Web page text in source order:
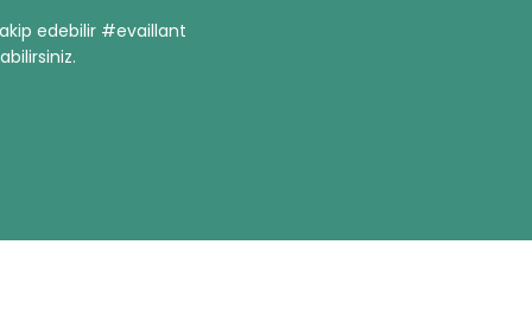
edebilir #evaillant